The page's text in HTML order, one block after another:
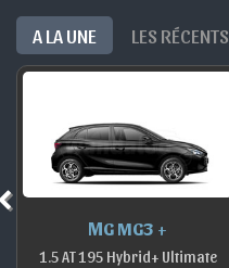
A LA UNE LES RÉCENTS
MG MG3 +
1.5 AT 195 Hybrid+ Ultimate